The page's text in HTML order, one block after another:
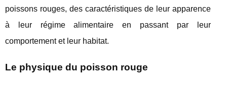
poissons rouges, des caractéristiques de leur apparence
à leur régime alimentaire en passant par leur
comportement et leur habitat.
Le physique du poisson rouge